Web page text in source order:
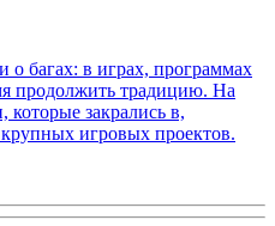
багах: в играх, программах
продолжить традицию. На
которые закрались в,
игровых проектов.